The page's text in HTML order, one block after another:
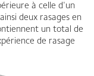
à celle d'un
deux rasages en
un total de
de rasage